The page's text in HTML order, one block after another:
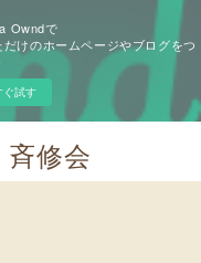
Owndで
だけのホームページやブログをつ
ぐ試す
修会